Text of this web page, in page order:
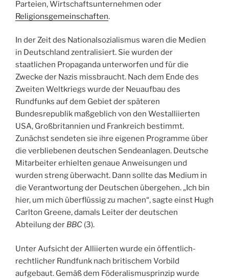
Parteien, Wirtschaftsunternehmen oder
Religionsgemeinschaften.
In der Zeit des Nationalsozialismus waren die Medien
in Deutschland zentralisiert. Sie wurden der
staatlichen Propaganda unterworfen und für die
Zwecke der Nazis missbraucht. Nach dem Ende des
Zweiten Weltkriegs wurde der Neuaufbau des
Rundfunks auf dem Gebiet der späteren
Bundesrepublik maßgeblich von den Westalliierten
USA, Großbritannien und Frankreich bestimmt.
Zunächst sendeten sie ihre eigenen Programme über
die verbliebenen deutschen Sendeanlagen. Deutsche
Mitarbeiter erhielten genaue Anweisungen und
wurden streng überwacht. Dann sollte das Medium in
die Verantwortung der Deutschen übergehen. „Ich bin
hier, um mich überflüssig zu machen“, sagte einst Hugh
Carlton Greene, damals Leiter der deutschen
Abteilung der BBC (3).
Unter Aufsicht der Alliierten wurde ein öffentlich-
rechtlicher Rundfunk nach britischem Vorbild
aufgebaut. Gemäß dem Föderalismusprinzip wurde